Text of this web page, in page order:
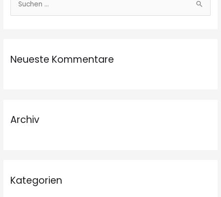
u
e
h
Neueste Kommentare
Archiv
Kategorien